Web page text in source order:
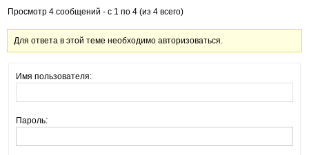
Просмотр 4 сообщений - с 1 по 4 (из 4 всего)
Для ответа в этой теме необходимо авторизоваться.
Имя пользователя:
Пароль: